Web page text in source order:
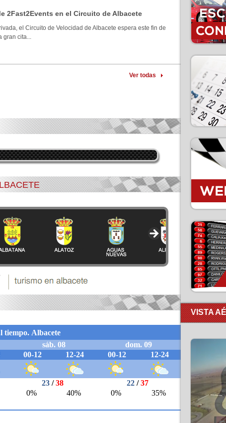
2Fast2Events en el Circuito de Albacete
el Circuito de Velocidad de Albacete espera este fin de
gran cita...
Ver todas
VISTA